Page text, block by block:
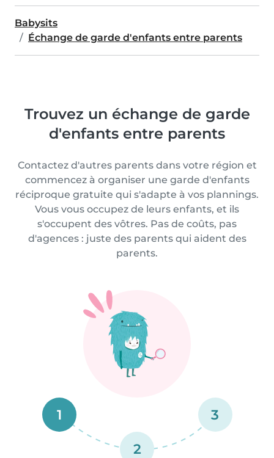
Babysits
Échange de garde d'enfants entre parents
Trouvez un échange de garde
d'enfants entre parents
Contactez d'autres parents dans votre région et
commencez à organiser une garde d'enfants
réciproque gratuite qui s'adapte à vos plannings.
Vous vous occupez de leurs enfants, et ils
s'occupent des vôtres. Pas de coûts, pas
d'agences : juste des parents qui aident des
parents.
1
2
3